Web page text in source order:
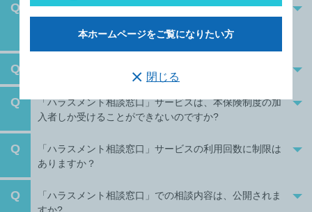
Q
「看護職賠償責任保険制度」サービス推進室が提供して
できないのですか？
Q
Q
「ハラスメント相談窓口」サービスは、本保険制度の加
入者しか受けることができないのですか?
Q
「ハラスメント相談窓口」サービスの利用回数に制限は
ありますか？
Q
「ハラスメント相談窓口」での相談内容は、公開されま
本ホームページをご覧になりたい方
閉じる